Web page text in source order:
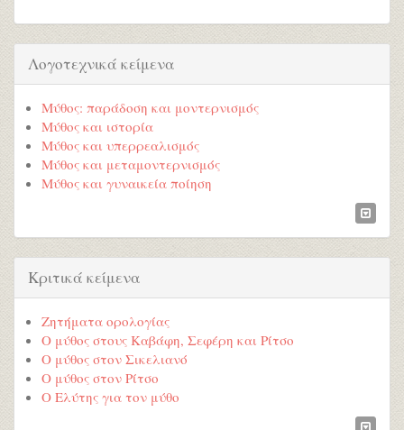
Λογοτεχνικά κείμενα
Μύθος: παράδοση και μοντερνισμός
Μύθος και ιστορία
Μύθος και υπερρεαλισμός
Μύθος και μεταμοντερνισμός
Μύθος και γυναικεία ποίηση
Κριτικά κείμενα
Ζητήματα ορολογίας
Ο μύθος στους Καβάφη, Σεφέρη και Ρίτσο
Ο μύθος στον Σικελιανό
Ο μύθος στον Ρίτσο
Ο Ελύτης για τον μύθο